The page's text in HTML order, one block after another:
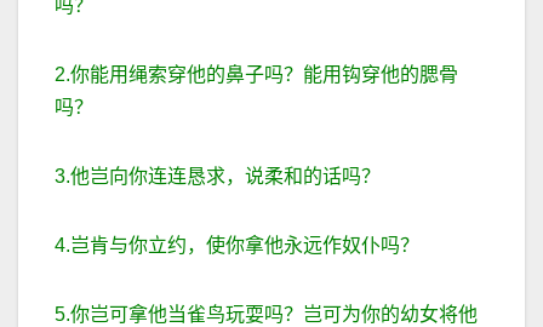
吗？
2.你能用绳索穿他的鼻子吗？能用钩穿他的腮骨
吗？
3.他岂向你连连恳求，说柔和的话吗？
4.岂肯与你立约，使你拿他永远作奴仆吗？
5.你岂可拿他当雀鸟玩耍吗？岂可为你的幼女将他